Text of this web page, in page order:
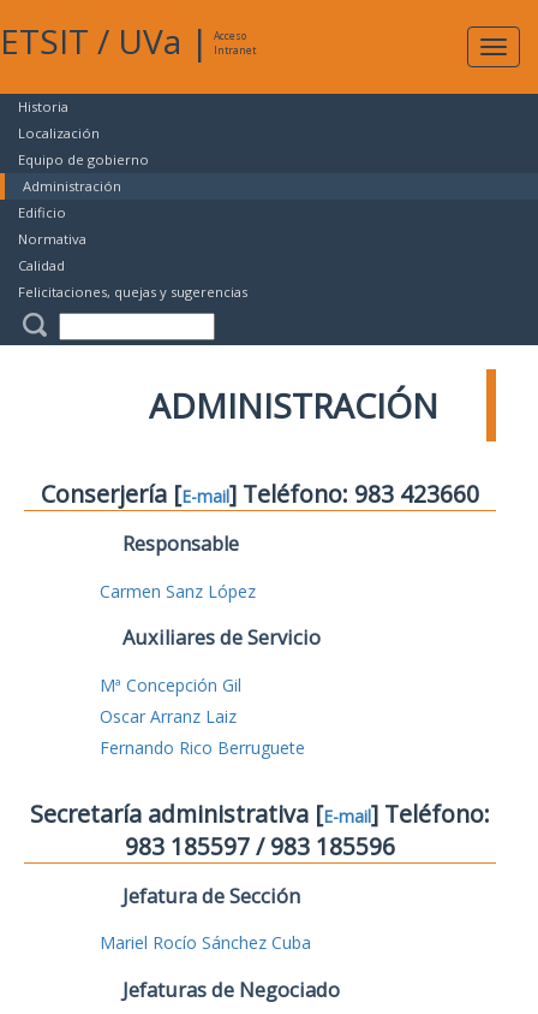
ETSIT / UVa |
Acceso
Intranet
Historia
Localización
Equipo de gobierno
Administración
Edificio
Normativa
Calidad
Felicitaciones, quejas y sugerencias
ADMINISTRACIÓN
Conserjería [E-mail] Teléfono: 983 423660
Responsable
Carmen Sanz López
Auxiliares de Servicio
Mª Concepción Gil
Oscar Arranz Laiz
Fernando Rico Berruguete
Secretaría administrativa [E-mail] Teléfono:
983 185597 / 983 185596
Jefatura de Sección
Mariel Rocío Sánchez Cuba
Jefaturas de Negociado